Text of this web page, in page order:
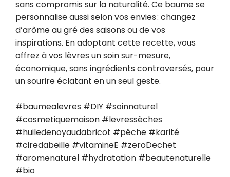
sans compromis sur la naturalité. Ce baume se
personnalise aussi selon vos envies : changez
d’arôme au gré des saisons ou de vos
inspirations. En adoptant cette recette, vous
offrez à vos lèvres un soin sur-mesure,
économique, sans ingrédients controversés, pour
un sourire éclatant en un seul geste.
#baumealevres #DIY #soinnaturel
#cosmetiquemaison #levressèches
#huiledenoyaudabricot #pêche #karité
#ciredabeille #vitamineE #zeroDechet
#aromenaturel #hydratation #beautenaturelle
#bio